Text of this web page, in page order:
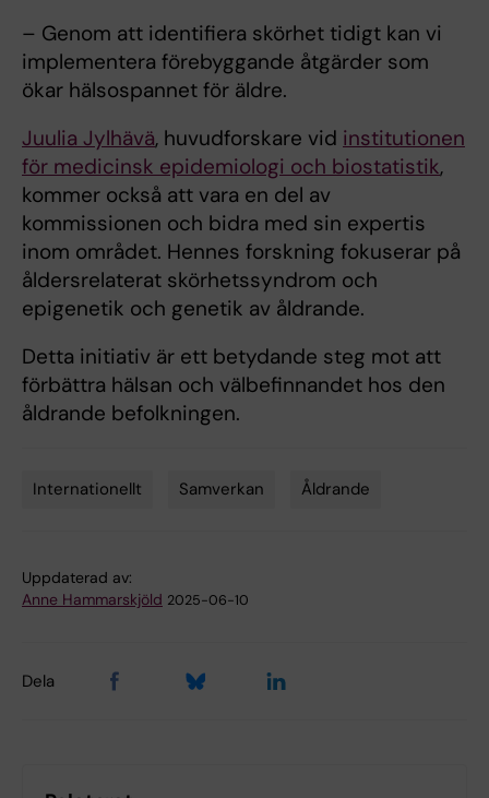
– Genom att identifiera skörhet tidigt kan vi
implementera förebyggande åtgärder som
ökar hälsospannet för äldre.
Juulia Jylhävä, huvudforskare vid institutionen
för medicinsk epidemiologi och biostatistik,
kommer också att vara en del av
kommissionen och bidra med sin expertis
inom området. Hennes forskning fokuserar på
åldersrelaterat skörhetssyndrom och
epigenetik och genetik av åldrande.
Detta initiativ är ett betydande steg mot att
förbättra hälsan och välbefinnandet hos den
åldrande befolkningen.
Internationellt Samverkan Åldrande
Uppdaterad av:
Anne Hammarskjöld 2025-06-10
Dela